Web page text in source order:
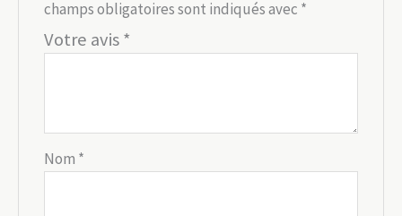
champs obligatoires sont indiqués avec *
Votre avis*
Nom *